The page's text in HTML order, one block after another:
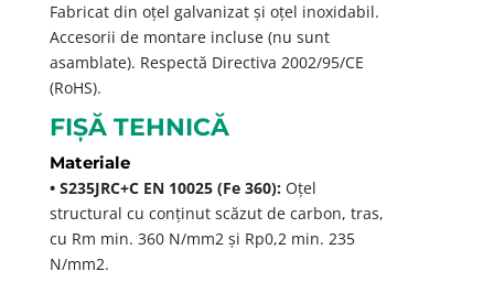
Fabricat din oțel galvanizat și oțel inoxidabil.
Accesorii de montare incluse (nu sunt
asamblate). Respectă Directiva 2002/95/CE
(RoHS).
FIȘĂ TEHNICĂ
Materiale
• S235JRC+C EN 10025 (Fe 360): Oțel
structural cu conținut scăzut de carbon, tras,
cu Rm min. 360 N/mm2 și Rp0,2 min. 235
N/mm2.